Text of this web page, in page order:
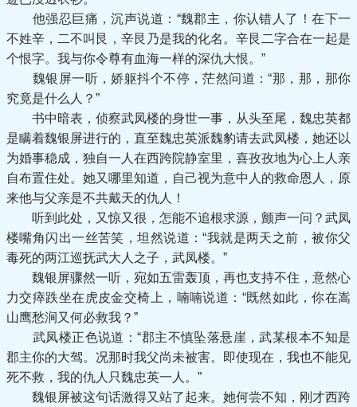
他强忍巨痛，沉声说道：“魏郡主，你认错人了！在下一
不姓辛，二不叫艮，辛艮乃是我的化名。辛艮二字合在一起是
个恨字。我与你令尊有血海一样的深仇大恨。”
魏银屏一听，娇躯抖个不停，茫然问道：“那，那，那你
究竟是什么人？”
书中暗表，侦察武凤楼的身世一事，从头至尾，魏忠英都
是瞒着魏银屏进行的，直至魏忠英派魏豹请去武凤楼，她还以
为婚事稳成，独自一人在西跨院静室里，喜孜孜地为心上人亲
自布置住处。她又哪里知道，自己视为意中人的救命恩人，原
来他与父亲是不共戴天的仇人！
听到此处，又惊又很，怎能不追根求源，颤声一问？武凤
楼嘴角闪出一丝苦笑，坦然说道：“我就是两天之前，被你父
毒死的两江巡抚武大人之子，武凤楼。”
魏银屏骤然一听，宛如五雷轰顶，再也支持不住，意然心
力交瘁跌坐在虎皮金交椅上，喃喃说道：“既然如此，你在嵩
山鹰愁涧又何必救我？”
武凤楼正色说道：“郡主不慎坠落悬崖，武某根本不知是
郡主你的大驾。况那时我父尚未被害。即使现在，我也不能见
死不救，我的仇人只魏忠英一人。”
魏银屏被这句话激得又站了起来。她何尝不知，刚才西跨